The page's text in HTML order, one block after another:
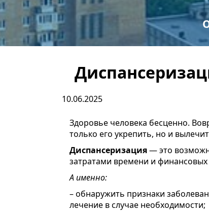
10.06.2025
Здоровье человека бесценно.
только его укрепить, но и
Диспансеризация— это
затратами времени и финансовых
А именно:
– обнаружить признаки
лечение в случае необходимости;